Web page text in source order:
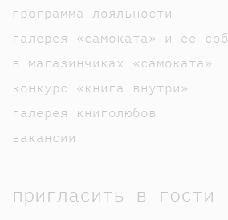
программа лояльности
галерея «самоката» и ее
в магазинчиках «самоката»
конкурс «книга внутри»
галерея книголюбов
вакансии
пригласить в гости